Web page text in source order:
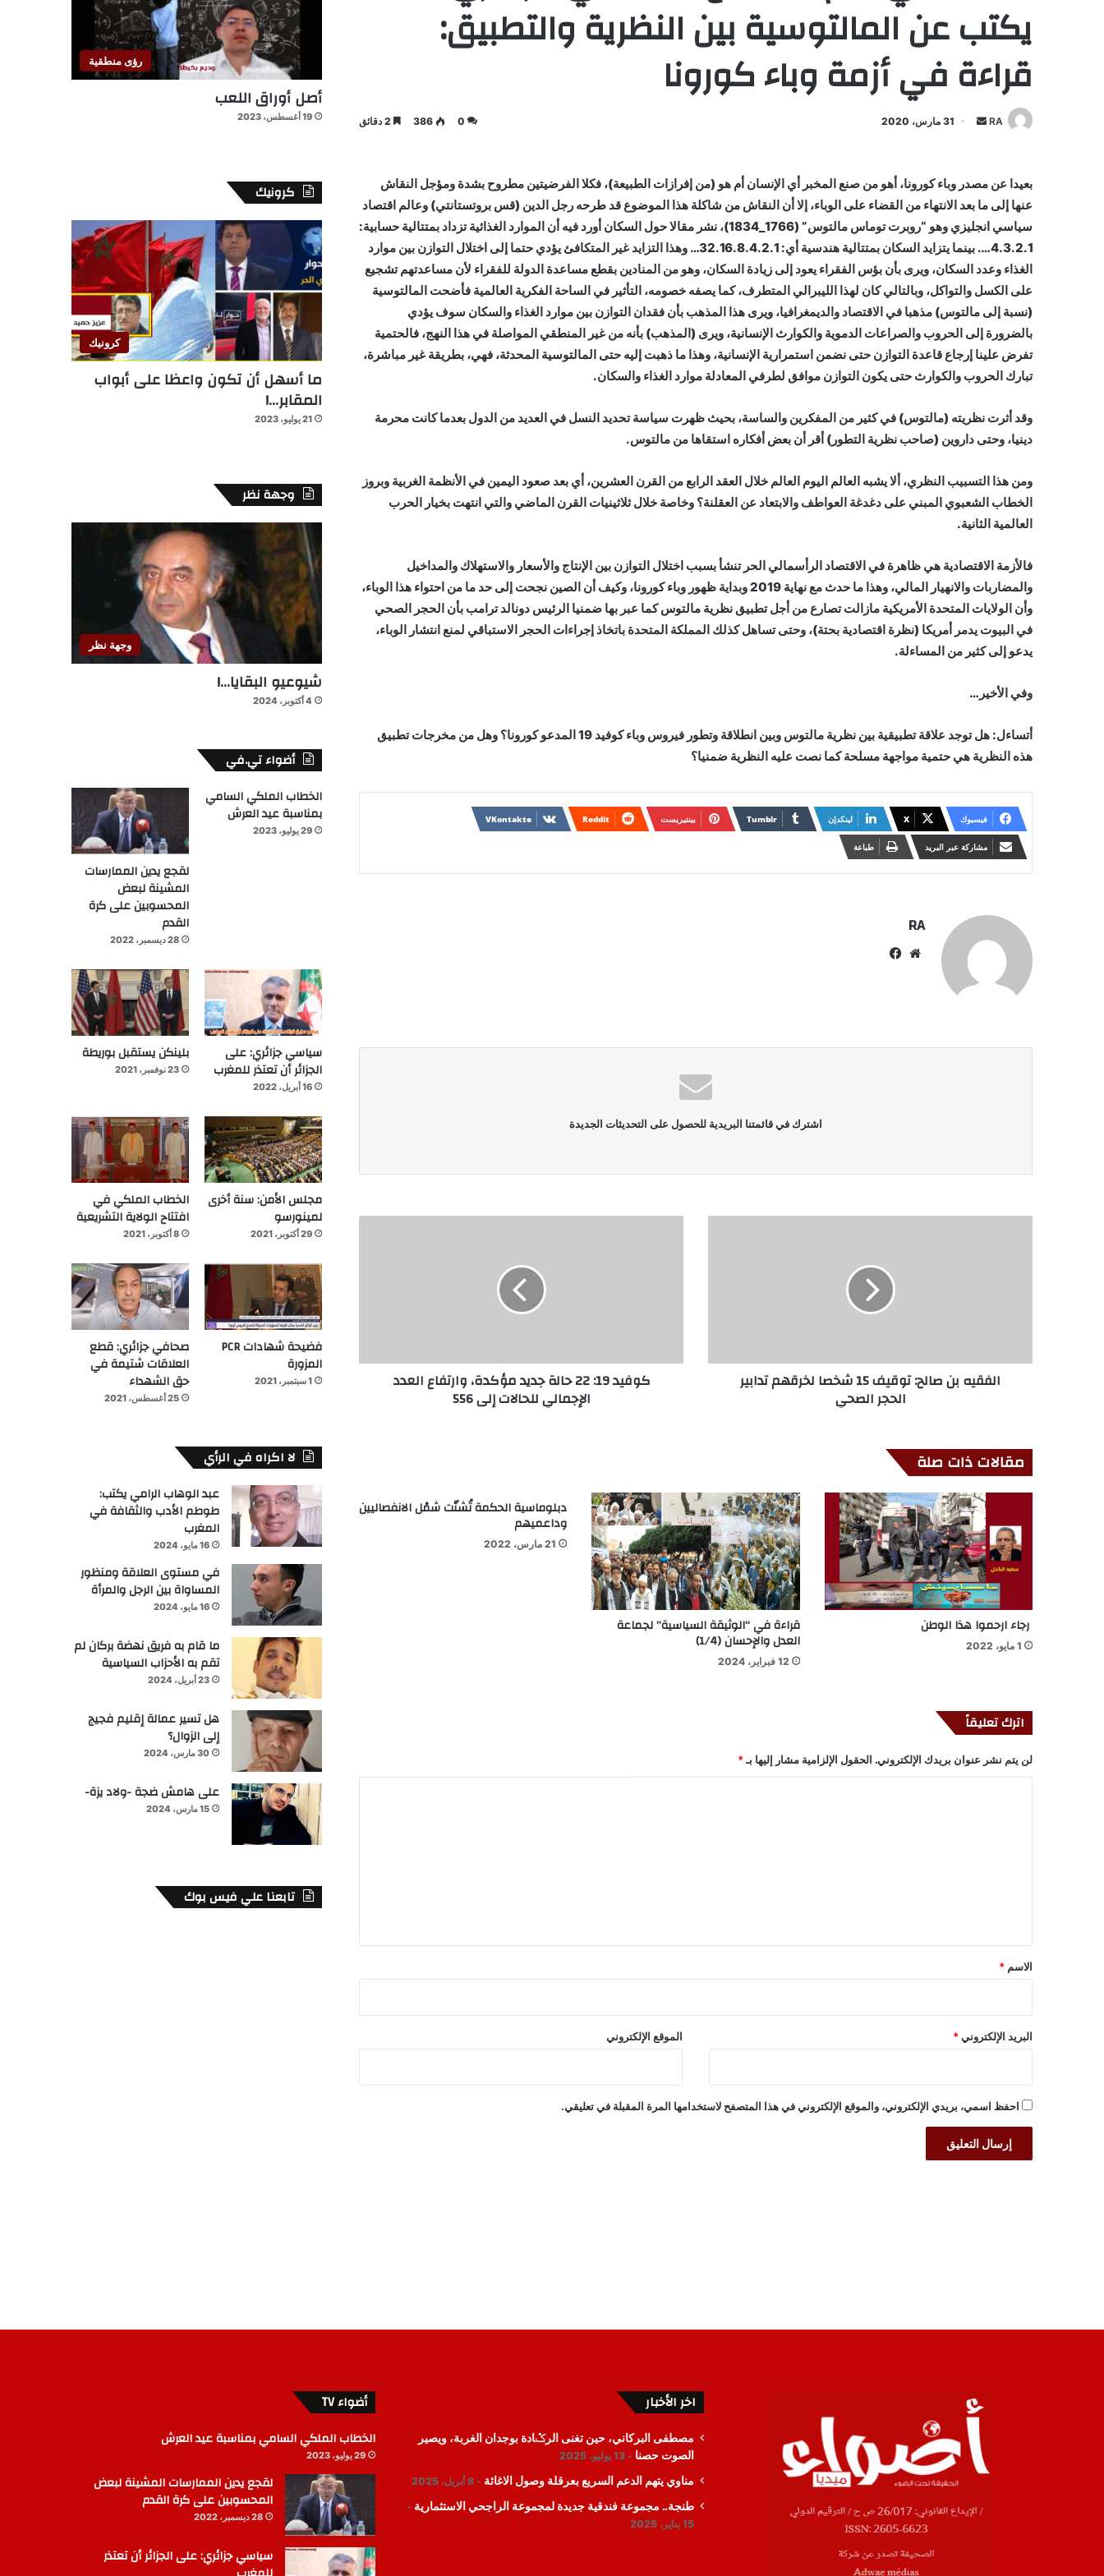
يكتب عن المالتوسية بين النظرية والتطبيق:
قراءة في أزمة وباء كورونا
RA
أرسل 31 مارس، 2020 0
386
بعيدا عن مصدر وباء كورونا، أهو من صنع المخبر أي الإنسان أم هو (من إفرازات الطبيعة)، فكلا الفرضيتين مطروح بشدة ومؤجل النقاش
عنها إلى ما بعد الانتهاء من القضاء على الوباء، إلا أن النقاش من شاكلة هذا الموضوع قد طرحه رجل الدين (قس بروتستانتي) وعالم اقتصاد
سياسي انجليزي وهو “روبرت توماس مالتوس” (1766_1834)، نشر مقالا حول السكان أورد فيه أن الموارد الغذائية تزداد بمتتالية حسابية:
4.3.2.1…. بينما يتزايد السكان بمتتالية هندسية أي: 32.16.8.4.2.1… وهذا التزايد غير المتكافئ يؤدي حتما إلى اختلال التوازن بين موارد
الغذاء وعدد السكان، ويرى بأن بؤس الفقراء يعود إلى زيادة السكان، وهو من المنادين بقطع مساعدة الدولة للفقراء لأن مساعدتهم تشجيع
على الكسل والتواكل، وبالتالي كان لهذا الليبرالي المتطرف، كما يصفه خصومه، التأثير في الساحة الفكرية العالمية فأضحت المالتوسية
(نسبة إلى مالتوس) مذهبا في الاقتصاد والديمغرافيا، ويرى هذا المذهب بأن فقدان التوازن بين موارد الغذاء والسكان سوف يؤدي
بالضرورة إلى الحروب والصراعات الدموية والكوارث الإنسانية، ويرى (المذهب) بأنه من غير المنطقي المواصلة في هذا النهج، فالحتمية
تفرض علينا إرجاع قاعدة التوازن حتى نضمن استمرارية الإنسانية، وهذا ما ذهبت إليه حتى المالتوسية المحدثة، فهي، بطريقة غير مباشرة،
تبارك الحروب والكوارث حتى يكون التوازن موافق لطرفي المعادلة موارد الغذاء والسكان.
وقد أثرت نظريته (مالتوس) في كثير من المفكرين والساسة، بحيث ظهرت سياسة تحديد النسل في العديد من الدول بعدما كانت محرمة
دينيا، وحتى داروين (صاحب نظرية التطور) أقر أن بعض أفكاره استقاها من مالتوس.
ومن هذا التسبيب النظري، ألا يشبه العالم اليوم العالم خلال العقد الرابع من القرن العشرين، أي بعد صعود اليمين في الأنظمة الغربية وبروز
الخطاب الشعبوي المبني على دغدغة العواطف والابتعاد عن العقلنة؟ وخاصة خلال ثلاثينيات القرن الماضي والتي انتهت بخيار الحرب
العالمية الثانية.
فالأزمة الاقتصادية هي ظاهرة في الاقتصاد الرأسمالي الحر تنشأ بسبب اختلال التوازن بين الإنتاج والأسعار والاستهلاك والمداخيل
والمضاربات والانهيار المالي، وهذا ما حدث مع نهاية 2019 وبداية ظهور وباء كورونا، وكيف أن الصين نجحت إلى حد ما من احتواء هذا الوباء،
وأن الولايات المتحدة الأمريكية مازالت تصارع من أجل تطبيق نظرية مالتوس كما عبر بها ضمنيا الرئيس دونالد ترامب بأن الحجر الصحي
في البيوت يدمر أمريكا (نظرة اقتصادية بحتة)، وحتى تساهل كذلك المملكة المتحدة باتخاذ إجراءات الحجر الاستباقي لمنع انتشار الوباء،
يدعو إلى كثير من المساءلة.
وفي الأخير…
أتساءل: هل توجد علاقة تطبيقية بين نظرية مالتوس وبين انطلاقة وتطور فيروس وباء كوفيد 19 المدعو كورونا؟ وهل من مخرجات تطبيق
هذه النظرية هي حتمية مواجهة مسلحة كما نصت عليه النظرية ضمنيا؟
فيسبوك X لينكدإن بينتيريست
مشاركة عبر البريد طباعة
RA
موقع
اشترك في قائمتنا البريدية للحصول على التحديثات الجديدة
الفقيه بن صالح: توقيف 15 شخصا لخرقهم تدابير
الحجر الصحي
كوفيد 19: 22 حالة جديد مؤكدة، وارتفاع العدد
الإجمالي للحالات إلى 556
مقالات ذات صلة
رجاء ارحموا هذا الوطن
1 مايو، 2022
قراءة في “الوثيقة السياسية” لجماعة
العدل والإحسان (1/4)
12 فبراير، 2024
دبلوماسية الحكمة تُشتّت شمْل الانفصاليين
وداعميهم
21 مارس، 2022
اترك تعليقاً
لن يتم نشر عنوان بريدك الإلكتروني. الحقول الإلزامية مشار إليها بـ *
*
الاسم *
البريد الإلكتروني * الموقع الإلكتروني
احفظ اسمي، بريدي الإلكتروني، والموقع الإلكتروني في هذا المتصفح لاستخدامها المرة المقبلة في تعليقي.
رؤى منطقية
أصل أوراق اللعب
19 أغسطس، 2023
كرونيك
كرونيك
ما أسهل أن تكون واعظا على أبواب
المقابر…!
21 يوليو، 2023
وجهة نظر
وجهة نظر
شيوعيو البقايا…!
4 أكتوبر، 2024
أضواء تي.في
الخطاب الملكي السامي
بمناسبة عيد العرش
29 يوليو، 2023
لقجع يدين الممارسات
المشينة لبعض
المحسوبين على كرة
القدم
28 ديسمبر، 2022
سياسي جزائري: على
الجزائر أن تعتذر للمغرب
16 أبريل، 2022
بلينكن يستقبل بوريطة
23 نوفمبر، 2021
مجلس الأمن: سنة أخرى
لمينورسو
29 أكتوبر، 2021
الخطاب الملكي في
افتتاح الولاية التشريعية
8 أكتوبر، 2021
فضيحة شهادات PCR
المزورة
1 سبتمبر، 2021
صحافي جزائري: قطع
العلاقات شتيمة في
حق الشهداء
25 أغسطس، 2021
لا اكراه في الرأي
عبد الوهاب الرامي يكتب:
طوطم الأدب والثقافة في
المغرب
16 مايو، 2024
في مستوى العلاقة ومنظور
المساواة بين الرجل والمرأة
16 مايو، 2024
ما قام به فريق نهضة بركان لم
تقم به الأحزاب السياسية
23 أبريل، 2024
هل تسير عمالة إقليم فجيج
إلى الزوال؟
30 مارس، 2024
على هامش ضجة -ولاد يزة-
15 مارس، 2024
تابعنا علي فيس بوك
اخر الأخبار
مصطفى البركاني، حين تغنى الرݣادة بوجدان الغربة، ويصير
الصوت حصنا
13 يوليو، 2025
مناوي يتهم الدعم السريع بعرقلة وصول الاغاثة 8 أبريل، 2025
طنجة.. مجموعة فندقية جديدة لمجموعة الراجحي الاستثمارية
15 يناير، 2025
أضواء TV
الخطاب الملكي السامي بمناسبة عيد العرش
29 يوليو، 2023
لقجع يدين الممارسات المشينة لبعض
المحسوبين على كرة القدم
28 ديسمبر، 2022
سياسي جزائري: على الجزائر أن تعتذر